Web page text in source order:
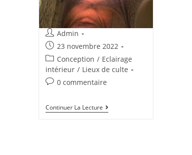
Admin
23 novembre 2022
Conception / Eclairage
intérieur / Lieux de culte
0 commentaire
Continuer La Lecture